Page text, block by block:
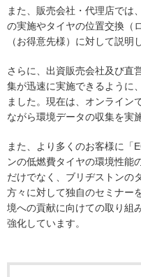
また、販売会社・代理店では
の実施やタイヤの位置交換（
（お得意先様）に対して説明
さらに、出資販売会社及び直
集が迅速に実施できるように
ました。現在は、オンライン
ながら環境データの収集を実
また、より多くのお客様に「
ンの低燃費タイヤの環境性能
だけでなく、ブリヂストンの
方々に対して独自のセミナー
境への貢献に向けての取り組
強化しています。